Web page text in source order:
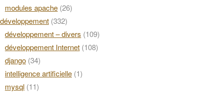
modules apache (26)
développement (332)
développement – divers (109)
développement Internet (108)
django (34)
intelligence artificielle (1)
mysql (11)